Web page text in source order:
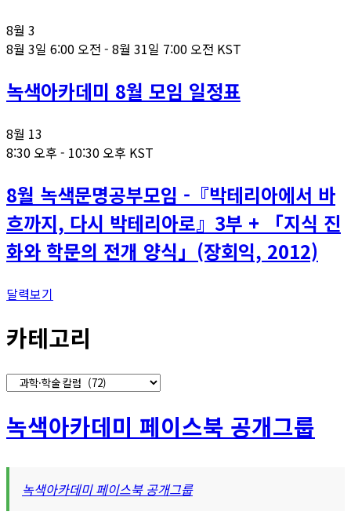
8월 3
8월 3일 6:00 오전 - 8월 31일 7:00 오전 KST
녹색아카데미 8월 모임 일정표
8월 13
8:30 오후 - 10:30 오후 KST
8월 녹색문명공부모임 -『박테리아에서 바
흐까지, 다시 박테리아로』3부 + 「지식 진
화와 학문의 전개 양식」(장회익, 2012)
달력보기
카테고리
카
고
리
녹색아카데미 페이스북 공개그룹
녹색아카데미 페이스북 공개그룹